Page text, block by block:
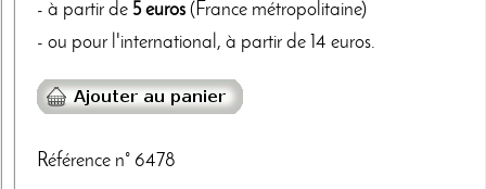
- à partir de 5 euros (France métropolitaine)
- ou pour l'international, à partir de 14 euros.
Référence n° 6478